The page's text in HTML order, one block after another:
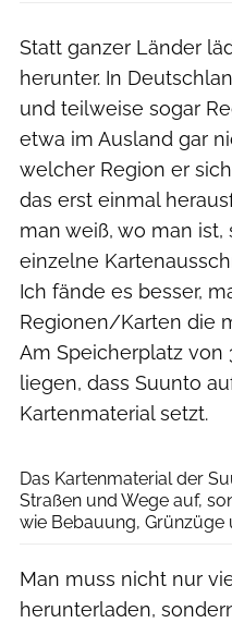
Statt ganzer Länder
herunter. In
und teilweise sogar
etwa im Ausland gar
welcher Region er
das erst einmal
man weiß, wo man
einzelne
Ich fände es besser,
Regionen/Karten die
Am Speicherplatz von
liegen, dass Suunto
Kartenmaterial setzt.
Das Kartenmaterial der
Straßen und Wege auf,
wie Bebauung, Grünzüge
Man muss nicht nur
herunterladen,